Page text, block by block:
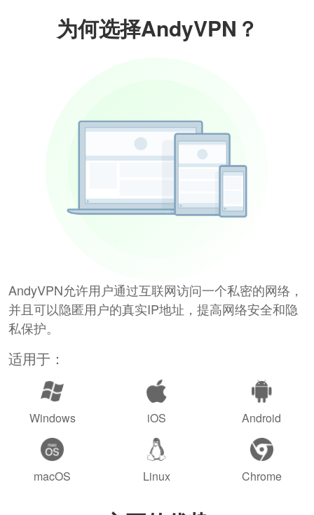
为何选择AndyVPN？
AndyVPN允许用户通过互联网访问一个私密的网络，
并且可以隐匿用户的真实IP地址，提高网络安全和隐
私保护。
适用于：
Windows iOS Android
macOS Linux Chrome